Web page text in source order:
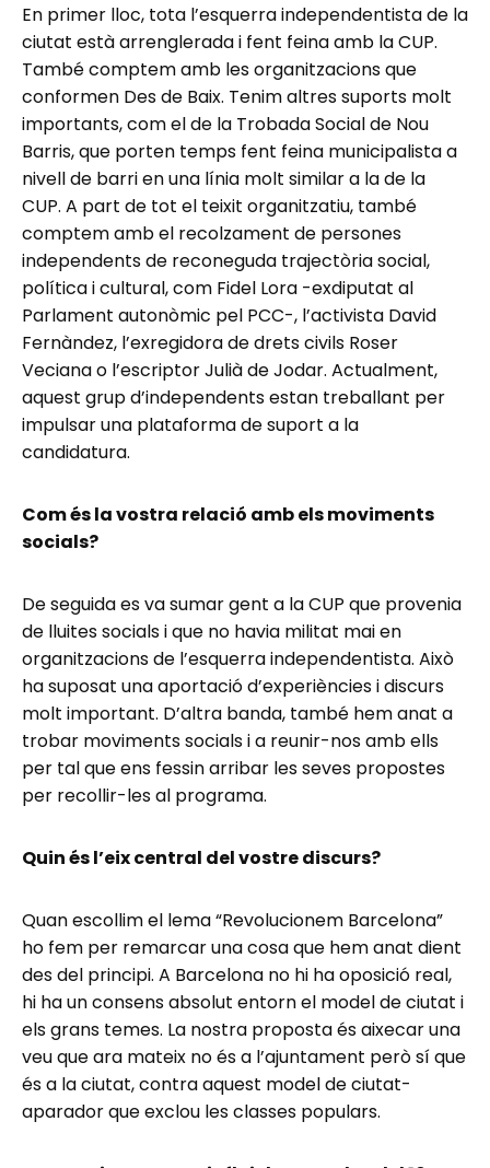
En primer lloc, tota l’esquerra independentista de la
ciutat està arrenglerada i fent feina amb la CUP.
També comptem amb les organitzacions que
conformen Des de Baix. Tenim altres suports molt
importants, com el de la Trobada Social de Nou
Barris, que porten temps fent feina municipalista a
nivell de barri en una línia molt similar a la de la
CUP. A part de tot el teixit organitzatiu, també
comptem amb el recolzament de persones
independents de reconeguda trajectòria social,
política i cultural, com Fidel Lora -exdiputat al
Parlament autonòmic pel PCC-, l’activista David
Fernàndez, l’exregidora de drets civils Roser
Veciana o l’escriptor Julià de Jodar. Actualment,
aquest grup d’independents estan treballant per
impulsar una plataforma de suport a la
candidatura.
Com és la vostra relació amb els moviments
socials?
De seguida es va sumar gent a la CUP que provenia
de lluites socials i que no havia militat mai en
organitzacions de l’esquerra independentista. Això
ha suposat una aportació d’experiències i discurs
molt important. D’altra banda, també hem anat a
trobar moviments socials i a reunir-nos amb ells
per tal que ens fessin arribar les seves propostes
per recollir-les al programa.
Quin és l’eix central del vostre discurs?
Quan escollim el lema “Revolucionem Barcelona”
ho fem per remarcar una cosa que hem anat dient
des del principi. A Barcelona no hi ha oposició real,
hi ha un consens absolut entorn el model de ciutat i
els grans temes. La nostra proposta és aixecar una
veu que ara mateix no és a l’ajuntament però sí que
és a la ciutat, contra aquest model de ciutat-
aparador que exclou les classes populars.